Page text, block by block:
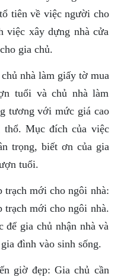
tiên về việc người cho
việc xây dựng nhà cửa
gia chủ.
nhà làm giấy tờ mua
tuổi và chủ nhà làm
tương với mức giá cao
Mục đích của việc
trọng, biết ơn của gia
tuổi.
trạch mới cho ngôi nhà:
trạch mới cho ngôi nhà.
gia chủ nhận nhà và
đình vào sinh sống.
giờ đẹp: Gia chủ cần